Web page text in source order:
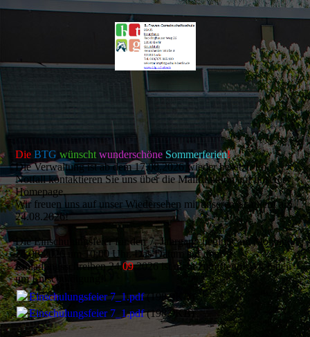
Die BTG wünscht wunderschöne Sommerferien!
Die Verwaltung ist ab dem 17.08.2026 wieder besetzt. Im
Notfall kontaktieren Sie uns über die Mailfunktion auf unserer
Homepage.
Wir freuen uns auf unser Wiedersehen mit unseren Schülern am
24.08.2026!
Die Einschulungsfeier für den 7. Jahrgang beginnt am Montag,
24.08.2026 um 10:00 Uhr. Das Datum auf dem
Einladungsschreiben 24.09.2026 ist nicht zutreffend! Wir bitten
um Entschuldigung!
Einschulungsfeier 7_1.pdf(198.9KB)
Einschulungsfeier 7_1.pdf(198.9KB)